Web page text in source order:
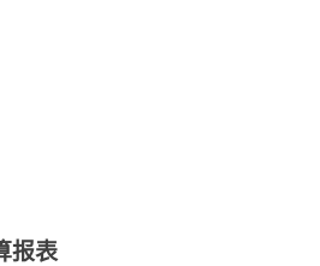
报表